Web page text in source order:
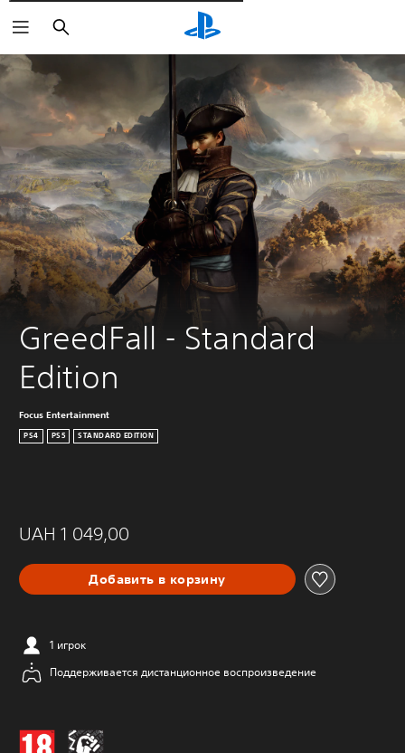
Поиск
GreedFall - Standard
Edition
Focus Entertainment
PS4 PS5 STANDARD EDITION
UAH 1 049,00
Добавить в корзину
1 игрок
Поддерживается дистанционное воспроизведение